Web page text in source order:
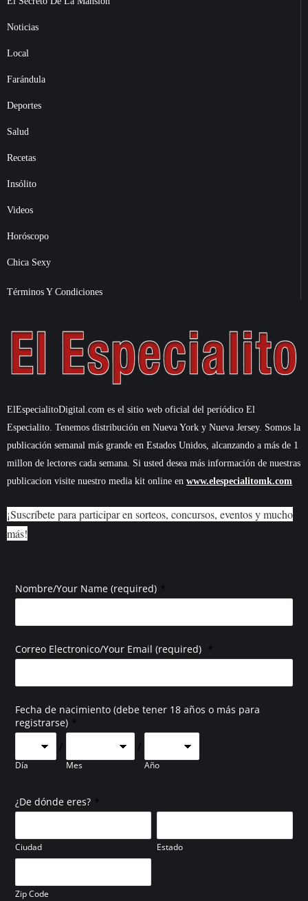
Noticias
Local
Farándula
Deportes
Salud
Recetas
Insólito
Videos
Horóscopo
Chica Sexy
Términos Y Condiciones
ElEspecialitoDigital.com es el sitio web oficial del periódico El
Especialito. Tenemos distribución en Nueva York y Nueva Jersey. Somos la
publicación semanal más grande en Estados Unidos, alcanzando a más de 1
millon de lectores cada semana. Si usted desea más información de nuestras
publicacion visite nuestro media kit online en www.elespecialitomk.com
¡Suscríbete para participar en sorteos, concursos, eventos y mucho
más!
Nombre/Your Name (required) *
Correo Electronico/Your Email (required) *
Fecha de nacimiento (debe tener 18 años o más para
registrarse) *
Día
/
Mes
/
Año
¿De dónde eres? *
Ciudad Estado
Zip Code